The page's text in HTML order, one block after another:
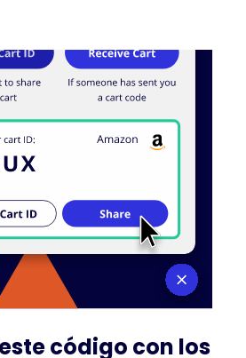
código con los